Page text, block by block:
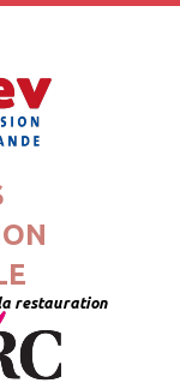
restauration